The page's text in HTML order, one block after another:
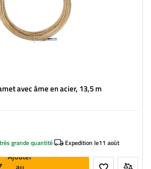
avec âme en acier, 13,5 m
grande quantité Expedition le11 août
Ajouter